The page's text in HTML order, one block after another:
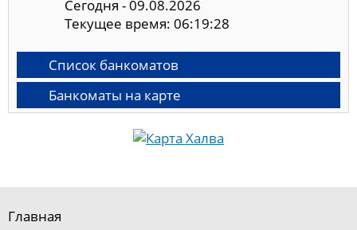
Сегодня - 09.08.2026
Текущее время: 06:19:29
Список банкоматов
Банкоматы на карте
Главная